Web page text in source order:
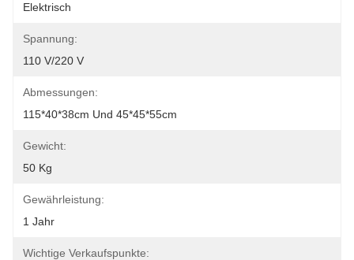
Elektrisch
Spannung:
110 V/220 V
Abmessungen:
115*40*38cm Und 45*45*55cm
Gewicht:
50 Kg
Gewährleistung:
1 Jahr
Wichtige Verkaufspunkte: